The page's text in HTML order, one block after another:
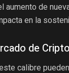
aumento de
en la
de
calibre